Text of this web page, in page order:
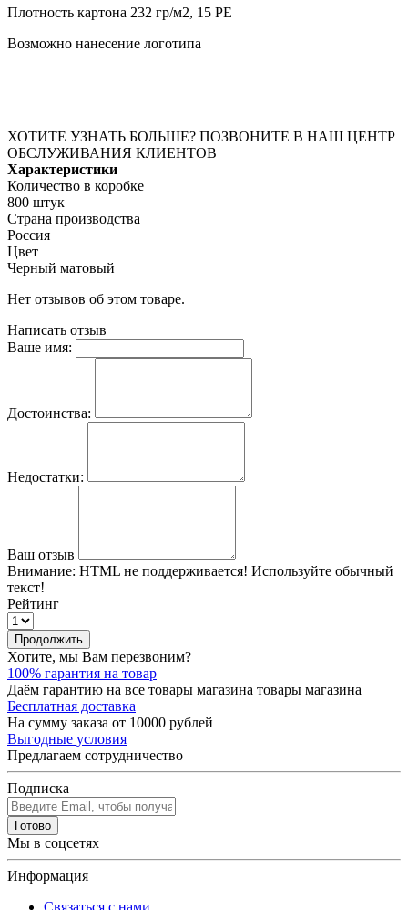
Плотность картона 232 гр/м2, 15 PE
Возможно нанесение логотипа
ХОТИТЕ УЗНАТЬ БОЛЬШЕ? ПОЗВОНИТЕ В НАШ ЦЕНТР
ОБСЛУЖИВАНИЯ КЛИЕНТОВ
Характеристики
Количество в коробке
800 штук
Страна производства
Россия
Цвет
Черный матовый
Нет отзывов об этом товаре.
Написать отзыв
Ваше имя:
Достоинства:
Недостатки:
Ваш отзыв
Внимание: HTML не поддерживается! Используйте обычный
текст!
Рейтинг
Продолжить
Хотите, мы Вам перезвоним?
100% гарантия на товар
Даём гарантию на все товары магазина товары магазина
Бесплатная доставка
На сумму заказа от 10000 рублей
Выгодные условия
Предлагаем сотрудничество
Подписка
Готово
Мы в соцсетях
Информация
Связаться с нами